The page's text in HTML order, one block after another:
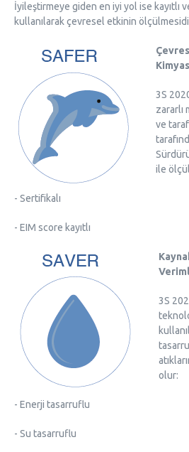
İyileştirmeye giden en iyi yol ise kayıtlı
kullanılarak çevresel etkinin
3S
zararlı
ve
ile
- Sertifikalı
- EIM score kayıtlı​
3S
olur:
- Enerji tasarruflu
- Su tasarruflu